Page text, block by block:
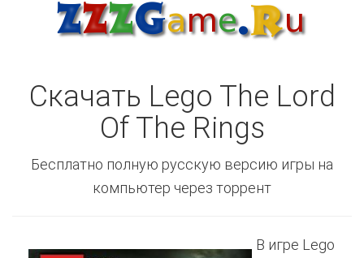
Скачать Lego The Lord
Of The Rings
Бесплатно полную русскую версию игры на
компьютер через торрент
В игре Lego